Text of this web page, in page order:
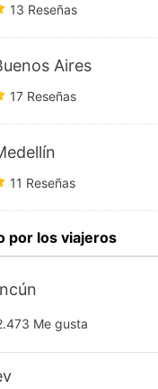
13 Reseñas
Aires
17 Reseñas
11 Reseñas
por los viajeros
Me gusta